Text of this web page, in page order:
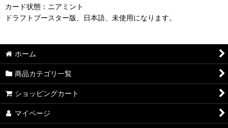
カード状態：ニアミント
ドラフトブースター版、日本語、未使用になります。
ホーム
商品カテゴリ一覧
ショッピングカート
マイページ